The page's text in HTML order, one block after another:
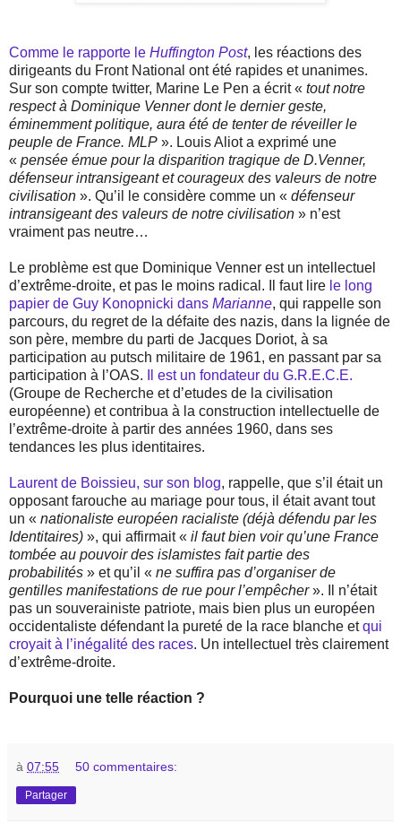
Comme le rapporte le Huffington Post, les réactions des
dirigeants du Front National ont été rapides et unanimes.
Sur son compte twitter, Marine Le Pen a écrit « tout notre
respect à Dominique Venner dont le dernier geste,
éminemment politique, aura été de tenter de réveiller le
peuple de France. MLP ». Louis Aliot a exprimé une
« pensée émue pour la disparition tragique de D.Venner,
défenseur intransigeant et courageux des valeurs de notre
civilisation ». Qu’il le considère comme un « défenseur
intransigeant des valeurs de notre civilisation » n’est
vraiment pas neutre…
Le problème est que Dominique Venner est un intellectuel
d’extrême-droite, et pas le moins radical. Il faut lire le long
papier de Guy Konopnicki dans Marianne, qui rappelle son
parcours, du regret de la défaite des nazis, dans la lignée de
son père, membre du parti de Jacques Doriot, à sa
participation au putsch militaire de 1961, en passant par sa
participation à l’OAS.
Il est un fondateur du G.R.E.C.E.
(Groupe de Recherche et d’etudes de la civilisation
européenne) et contribua à la construction intellectuelle de
l’extrême-droite à partir des années 1960, dans ses
tendances les plus identitaires.
Laurent de Boissieu, sur son blog, rappelle, que s’il était un
opposant farouche au mariage pour tous, il était avant tout
un « nationaliste européen racialiste (déjà défendu par les
Identitaires) », qui affirmait « il faut bien voir qu’une France
tombée au pouvoir des islamistes fait partie des
probabilités » et qu’il « ne suffira pas d’organiser de
gentilles manifestations de rue pour l’empêcher». Il n’était
pas un souverainiste patriote, mais bien plus un européen
occidentaliste défendant la pureté de la race blanche etqui
croyait à l’inégalité des races. Un intellectuel très clairement
d’extrême-droite.
Pourquoi une telle réaction ?
à 07:55 50 commentaires:
Partager